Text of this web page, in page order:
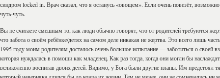
синдром locked in. Врач сказал, что я останусь «овощем». Если очень повезёт, возможно
чуть-чуть.
Вы не считаете смешным то, как люди обычно говорят, что от родителей требуются
что забота о своём ребёнке/детях на самом деле никакая не жертва. Это всего лишь
1995 году моим родителям досталось очень большое испытание — заботиться о своей
которая нуждалась в помощи как младенец. Как раз тогда, когда они могли бы
великолепно воспитав двоих детей. Видимо, у Бога были другие планы. Им предстоял